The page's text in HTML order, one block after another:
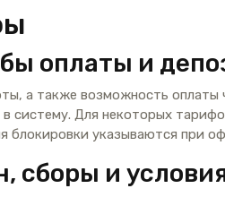
оплаты и
а также возможность оплаты
систему. Для некоторых
блокировки указываются при
сборы и